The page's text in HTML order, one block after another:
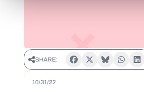
SHARE:
10/31/22